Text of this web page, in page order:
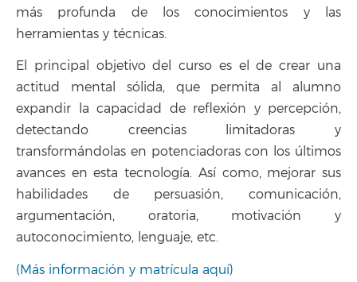
más profunda de los conocimientos y las
herramientas y técnicas.
El principal objetivo del curso es el de crear una
actitud mental sólida, que permita al alumno
expandir la capacidad de reflexión y percepción,
detectando creencias limitadoras y
transformándolas en potenciadoras con los últimos
avances en esta tecnología. Así como, mejorar sus
habilidades de persuasión, comunicación,
argumentación, oratoria, motivación y
autoconocimiento, lenguaje, etc.
(Más información y matrícula aquí)